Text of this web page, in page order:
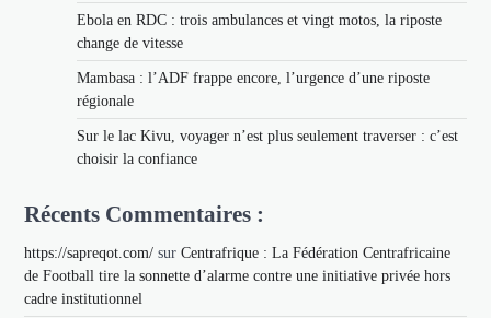
Ebola en RDC : trois ambulances et vingt motos, la riposte
change de vitesse
Mambasa : l’ADF frappe encore, l’urgence d’une riposte
régionale
Sur le lac Kivu, voyager n’est plus seulement traverser : c’est
choisir la confiance
Récents Commentaires :
https://sapreqot.com/ surCentrafrique : La Fédération Centrafricaine
de Football tire la sonnette d’alarme contre une initiative privée hors
cadre institutionnel